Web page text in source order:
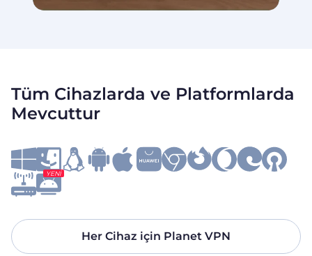
Tüm Cihazlarda ve Platformlarda
Mevcuttur
YENI
Her Cihaz için Planet VPN